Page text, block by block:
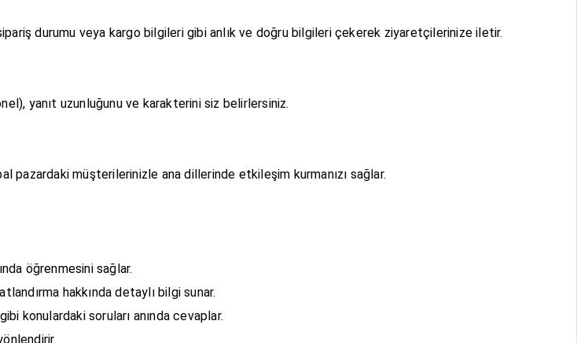
durumu veya kargo bilgileri gibi anlık ve doğru bilgileri çekerek ziyaretçilerinize iletir.
yanıt uzunluğunu ve karakterini siz belirlersiniz.
pazardaki müşterilerinizle ana dillerinde etkileşim kurmanızı sağlar.
öğrenmesini sağlar.
hakkında detaylı bilgi sunar.
konulardaki soruları anında cevaplar.